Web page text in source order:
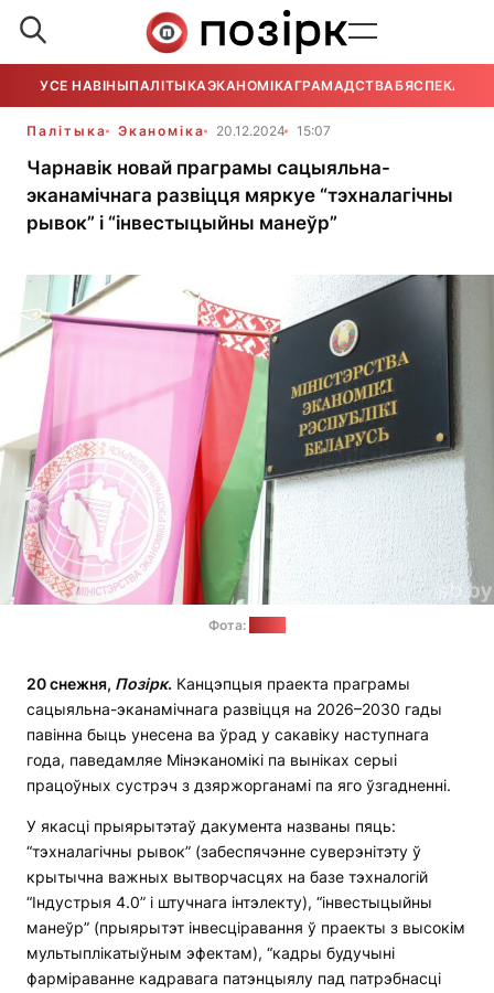
УСЕ НАВІНЫПАЛІТЫКАЭКАНОМІКАГРАМАДСТВАБЯСПЕКА
Палітыка Эканоміка 20.12.2024 15:07
Чарнавік новай праграмы сацыяльна-
эканамічнага развіцця мяркуе “тэхналагічны
рывок” і “інвестыцыйны манеўр”
Фота:
20 снежня, Позірк. Канцэпцыя праекта праграмы
сацыяльна-эканамічнага развіцця на 2026–2030 гады
павінна быць унесена ва ўрад у сакавіку наступнага
года, паведамляе Мінэканомікі па выніках серыі
працоўных сустрэч з дзяржорганамі па яго ўзгадненні.
У якасці прыярытэтаў дакумента названы пяць:
“тэхналагічны рывок” (забеспячэнне суверэнітэту ў
крытычна важных вытворчасцях на базе тэхналогій
“Індустрыя 4.0” і штучнага інтэлекту), “інвестыцыйны
манеўр” (прыярытэт інвесціравання ў праекты з высокім
мультыплікатыўным эфектам), “кадры будучыні
фарміраванне кадравага патэнцыялу пад патрэбнасці